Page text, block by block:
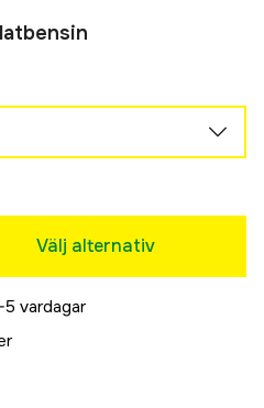
Välj alternativ
vardagar